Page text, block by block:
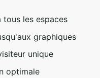
les espaces
graphiques
unique
optimale